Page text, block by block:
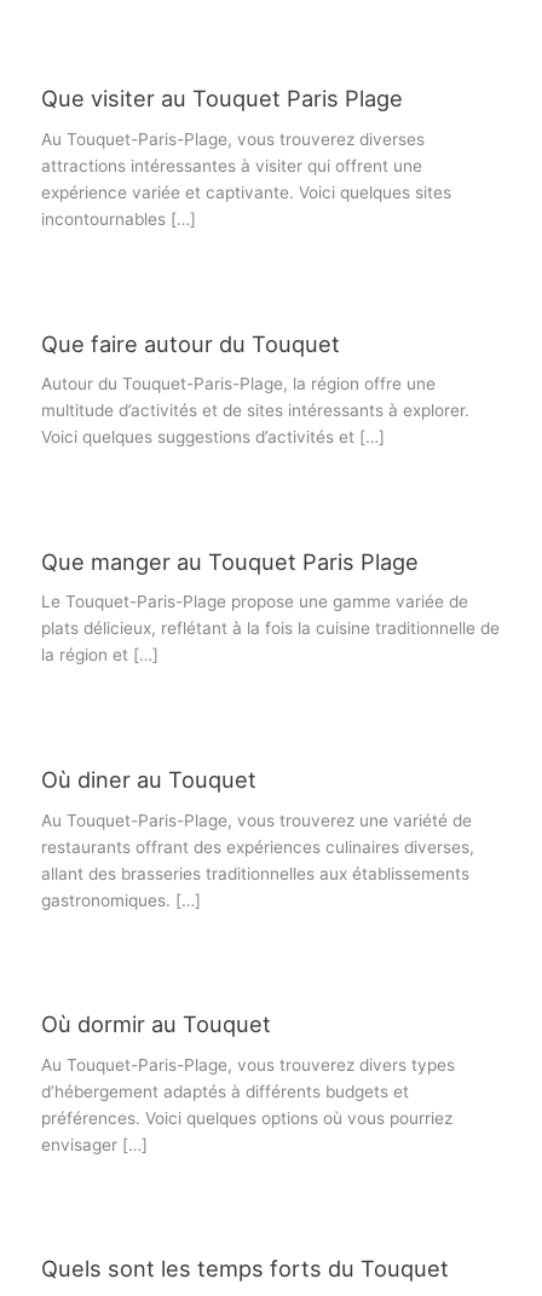
Que visiter au Touquet Paris Plage
Au Touquet-Paris-Plage, vous trouverez diverses
attractions intéressantes à visiter qui offrent une
expérience variée et captivante. Voici quelques sites
incontournables […]
Que faire autour du Touquet
Autour du Touquet-Paris-Plage, la région offre une
multitude d’activités et de sites intéressants à explorer.
Voici quelques suggestions d’activités et […]
Que manger au Touquet Paris Plage
Le Touquet-Paris-Plage propose une gamme variée de
plats délicieux, reflétant à la fois la cuisine traditionnelle de
la région et […]
Où diner au Touquet
Au Touquet-Paris-Plage, vous trouverez une variété de
restaurants offrant des expériences culinaires diverses,
allant des brasseries traditionnelles aux établissements
gastronomiques. […]
Où dormir au Touquet
Au Touquet-Paris-Plage, vous trouverez divers types
d’hébergement adaptés à différents budgets et
préférences. Voici quelques options où vous pourriez
envisager […]
Quels sont les temps forts du Touquet